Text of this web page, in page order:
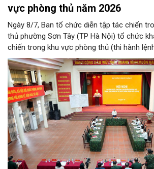
vực phòng thủ năm 2026
Ngày 8/7, Ban tổ chức diễn tập tác chiến
thủ phường Sơn Tây (TP Hà Nội) tổ chức
chiến trong khu vực phòng thủ (thi hành
nghiêm) năm 2026.